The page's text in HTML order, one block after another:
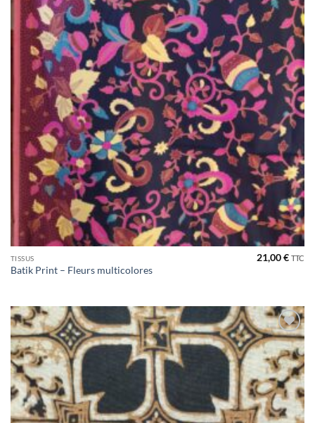
TISSUS
Batik Print – Fleurs multicolores
21,00€ TTC
Ajouter
à la liste
de
souhaits